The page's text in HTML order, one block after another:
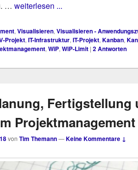
… weiterlesen ...
,Visualisieren,Visualisieren -
Projekt,IT-Infrastruktur,IT-Projekt,Kanban,
,WiP,WiP-Limit | 2Antworten
Fertigstellung
Projektmanagement
von Tim Themann—Keine Kommentare ↓